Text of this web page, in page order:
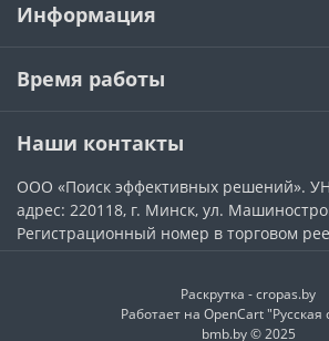
Информация
Время работы
Наши контакты
ООО «Поиск эффективных решений».
адрес: 220118, г. Минск, ул.
Регистрационный номер в торговом
Раскрутка -cropas.by
Работает на OpenCart "Русская
bmb.by © 2025